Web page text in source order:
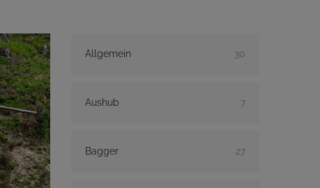
Allgemein 30
Aushub 7
Bagger 27